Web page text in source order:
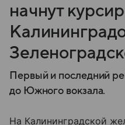
начнут
Первый и последний
до Южного вокзала.
На Калининградской